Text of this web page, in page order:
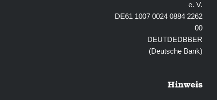
e. V.
DE61 1007 0024 0884 2262
00
DEUTDEDBBER
(Deutsche Bank)
Hinweis